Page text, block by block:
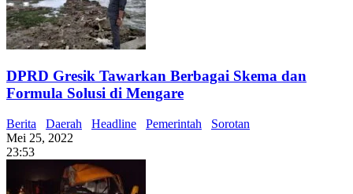
DPRD Gresik Tawarkan Berbagai Skema dan
Formula Solusi di Mengare
Berita Daerah Headline Pemerintah
Sorotan
Mei 25, 2022
23:53